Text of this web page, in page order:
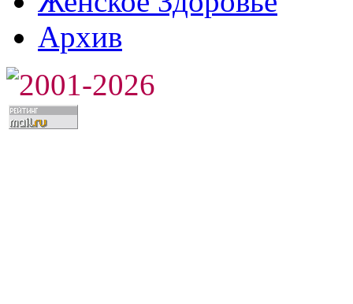
Архив
2001-2026